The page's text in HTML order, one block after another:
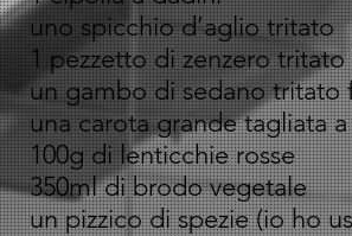
uno spicchio d’aglio tritato
1 pezzetto di zenzero
un gambo di sedano tritato
una carota grande tagliata
100g di lenticchie rosse
350ml di brodo vegetale
un pizzico di spezie (io ho